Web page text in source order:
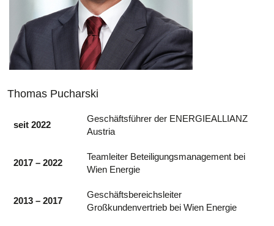
Thomas Pucharski
seit 2022
Geschäftsführer der ENERGIEALLIANZ
Austria
2017 – 2022
Teamleiter Beteiligungsmanagement bei
Wien Energie
2013 – 2017
Geschäftsbereichsleiter
Großkundenvertrieb bei Wien Energie